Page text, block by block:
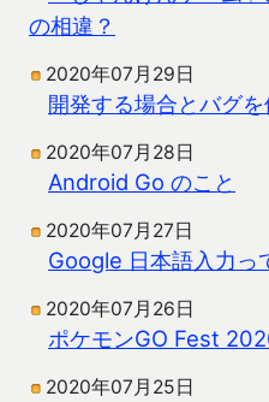
の相違？
2020年07月29日
開発する場合とバグ
2020年07月28日
Android Go のこと
2020年07月27日
Google 日本語入力っ
2020年07月26日
ポケモンGO Fest
2020年07月25日